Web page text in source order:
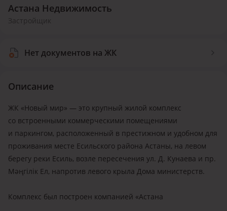
Астана Недвижимость
Застройщик
Нет документов на ЖК
Описание
ЖК «Новый мир» — это крупный жилой комплекс
со встроенными коммерческими помещениями
и паркингом, расположенный в престижном и удобном для
проживания месте Есильского района Астаны, на левом
берегу реки Есиль, возле пересечения ул. Д. Кунаева и пр.
Мәңгілік Ел, напротив левого крыла Дома министерств.
Комплекс был построен компанией «Астана